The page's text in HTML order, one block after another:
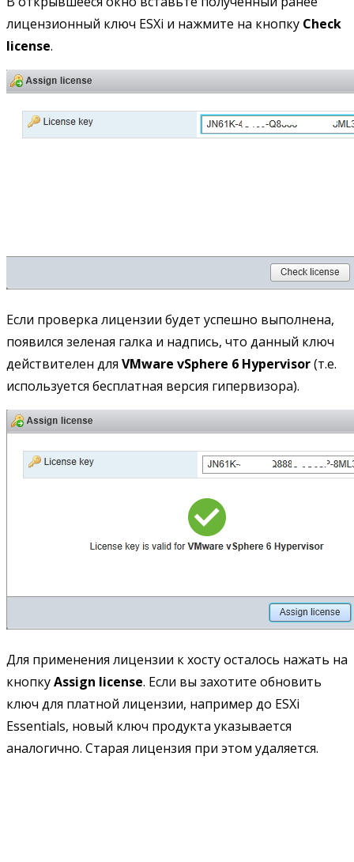
лицензионный ключ ESXi и нажмите на кнопку Check
license.
Если проверка лицензии будет успешно выполнена,
появился зеленая галка и надпись, что данный ключ
действителен для VMware vSphere 6 Hypervisor(т.е.
используется бесплатная версия гипервизора).
Для применения лицензии к хосту осталось нажать на
кнопкуAssign license. Если вы захотите обновить
ключ для платной лицензии, например до ESXi
Essentials, новый ключ продукта указывается
аналогично. Старая лицензия при этом удаляется.